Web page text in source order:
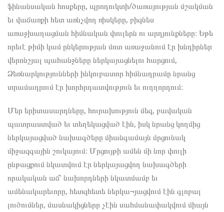
ֆինանսական հոսքերը, պրոդուկտի/ծառայության մշակման
եւ վաճառքի հետ առնչվող ռիսկերը, բիզնես
առաջխաղացման հիմնական փուլերն ու արդյունքները։ Եթե
որեւէ թիմի կամ ընկերության մոտ առաջանում էր խնդիրներ
վերոնշյալ պահանջները ներկայացնելու հարցում,
Ձեռնարկությունների ինկուբատոր հիմնադրամը նրանց
տրամադրում էր խորհրդատվություն եւ ուղղորդում։
Մեր երիտասարդները, հուրախություն մեզ, բավական
պատրաստված եւ տեղեկացված էին, իսկ նրանց կողմից
ներկայացված նախագծերը միանգամայն մրցունակ
միջազգային շուկայում։ Մրցույթի ամեն մի նոր փուլի
ընթացքում նկատվում էր ներկայացվող նախագծերի
որակական աճ՝ նախորդների նկատմամբ եւ
ամենակարեւորը, հետզհետե ներկա¬յացվում էին գլոբալ
լուծումներ, մասնակիցները չէին սահմանափակվում միայն